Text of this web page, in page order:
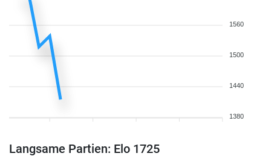
1560
1500
1440
1380
Langsame Partien: Elo 1725